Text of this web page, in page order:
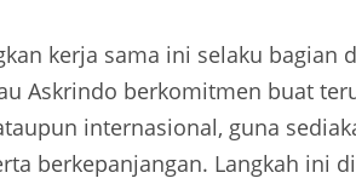
kerja sama ini selaku bagian
Askrindo berkomitmen buat
internasional, guna
berkepanjangan. Langkah ini